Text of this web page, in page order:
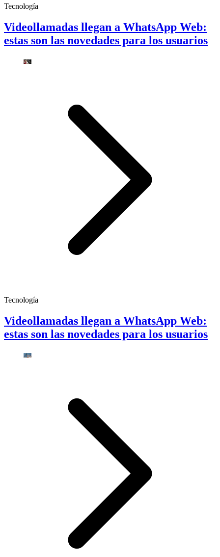
Tecnología
Videollamadas llegan a WhatsApp Web:
estas son las novedades para los usuarios
Tecnología
Videollamadas llegan a WhatsApp Web:
estas son las novedades para los usuarios